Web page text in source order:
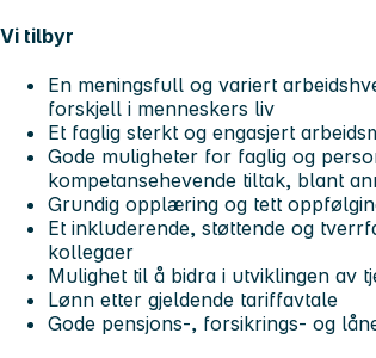
Vi tilbyr
En meningsfull og variert
forskjell i menneskers liv
Et faglig sterkt og engasjert
Gode muligheter for faglig og
kompetansehevende tiltak, blant
Grundig opplæring og tett
Et inkluderende, støttende og
kollegaer
Mulighet til å bidra i utviklingen av
Lønn etter gjeldende tariffavtale
Gode pensjons-, forsikrings- og